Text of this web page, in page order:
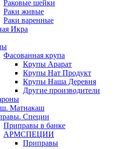
Раковые шейки
Раки живые
Раки варенные
Икра
Фасованная крупа
Крупы Арарат
Крупы Нат Продукт
Крупы Наша Деревня
Другие производители
Матнакаш
Специи
Приправы в банке
АРМСПЕЦИИ
Приправы